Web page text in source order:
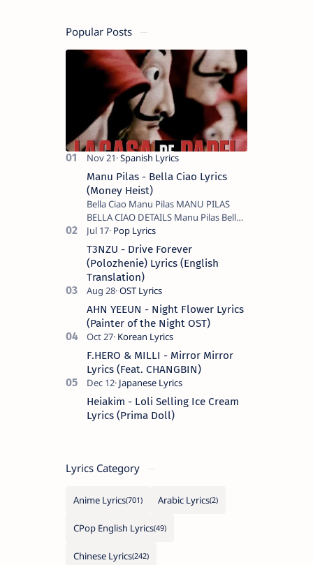
Popular Posts
Manu Pilas - Bella Ciao Lyrics
(Money Heist)
Bella Ciao Manu Pilas MANU PILAS
BELLA CIAO DETAILS Manu Pilas Bella
Ciao Lyrics. Bella Ciao Song Sung By
Spanish Artist Manu Pilas. On the
Spanish s…
T3NZU - Drive Forever
(Polozhenie) Lyrics (English
Translation)
AHN YEEUN - Night Flower Lyrics
(Painter of the Night OST)
F.HERO & MILLI - Mirror Mirror
Lyrics (Feat. CHANGBIN)
Heiakim - Loli Selling Ice Cream
Lyrics (Prima Doll)
Lyrics Category
Anime Lyrics Arabic Lyrics
CPop English Lyrics
Chinese Lyrics